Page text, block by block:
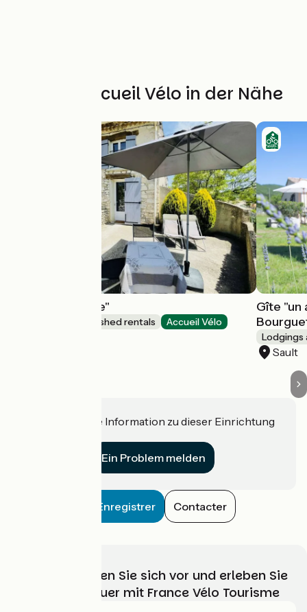
Weitere Accueil Vélo in der Nähe
Gîte "Le cottage"
Lodgings and furnished rentals Accueil Vélo
Gîte "un
Lodgings
Sault
Haben Sie eine Information zu dieser Einrichtung
Ein Problem melden
Enregistrer Contacter
Wählen, bereiten Sie sich vor und erleben Sie
Ihr Radabenteuer mit France Vélo Tourisme